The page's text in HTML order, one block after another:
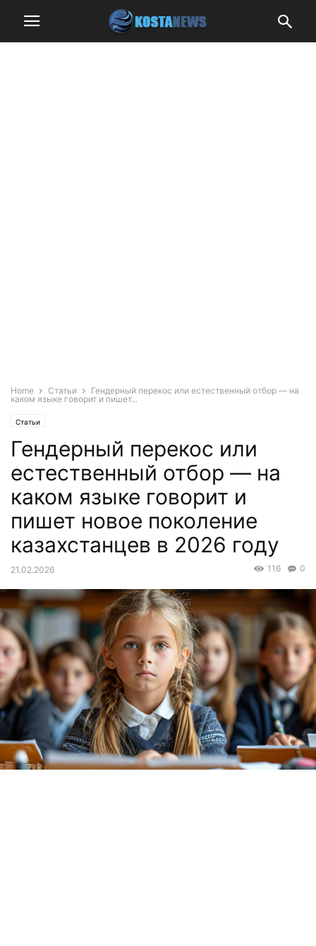
Home Статьи
Гендерный перекос или естественный отбор — на
каком языке говорит и пишет...
Статьи
Гендерный перекос или
естественный отбор — на
каком языке говорит и
пишет новое поколение
казахстанцев в 2026 году
21.02.2026 0
116